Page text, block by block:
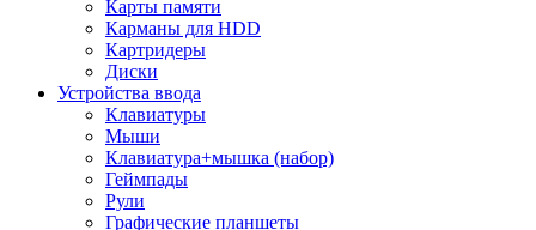
Карты памяти
Карманы для HDD
Картридеры
Диски
Устройства ввода
Клавиатуры
Мыши
Клавиатура+мышка (набор)
Геймпады
Рули
Графические планшеты